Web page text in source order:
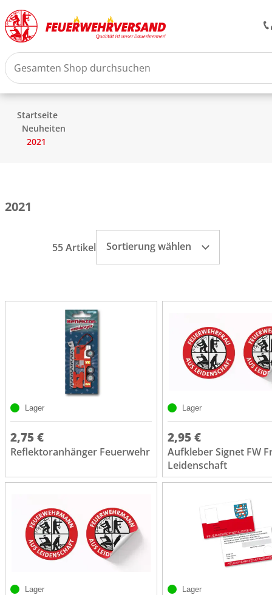
Startseite
Neuheiten
2021
2021
55 Artikel Sortierung wählen
Lager
2,75 €
Reflektoranhänger Feuerwehr
Lager
2,95 €
Aufkleber Signet FW
Leidenschaft
Lager Lager